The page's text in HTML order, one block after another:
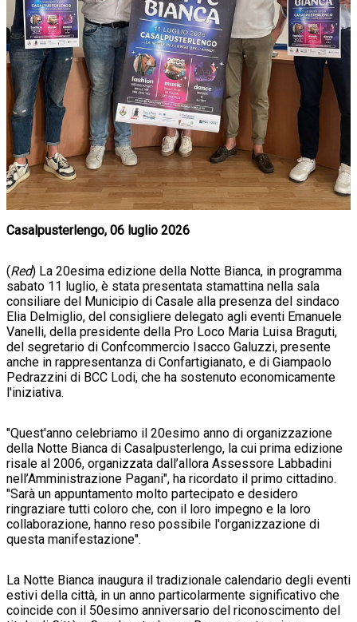
Casalpusterlengo, 06 luglio 2026
(Red) La 20esima edizione della Notte Bianca, in programma
sabato 11 luglio, è stata presentata stamattina nella sala
consiliare del Municipio di Casale alla presenza del sindaco
Elia Delmiglio, del consigliere delegato agli eventi Emanuele
Vanelli, della presidente della Pro Loco Maria Luisa Braguti,
del segretario di Confcommercio Isacco Galuzzi, presente
anche in rappresentanza di Confartigianato, e di Giampaolo
Pedrazzini di BCC Lodi, che ha sostenuto economicamente
l'iniziativa.
"Quest'anno celebriamo il 20esimo anno di organizzazione
della Notte Bianca di Casalpusterlengo, la cui prima edizione
risale al 2006, organizzata dall’allora Assessore Labbadini
nell’Amministrazione Pagani", ha ricordato il primo cittadino.
"Sarà un appuntamento molto partecipato e desidero
ringraziare tutti coloro che, con il loro impegno e la loro
collaborazione, hanno reso possibile l'organizzazione di
questa manifestazione".
La Notte Bianca inaugura il tradizionale calendario degli eventi
estivi della città, in un anno particolarmente significativo che
coincide con il 50esimo anniversario del riconoscimento del